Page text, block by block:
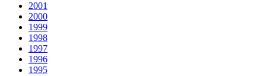
2001
2000
1999
1998
1997
1996
1995